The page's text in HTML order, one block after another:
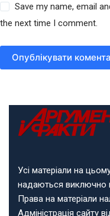
Save my name, email
the next time I comment.
Опублікувати
Усі матеріали на
надаються виключно
Права на матеріали
Адміністрація сайту